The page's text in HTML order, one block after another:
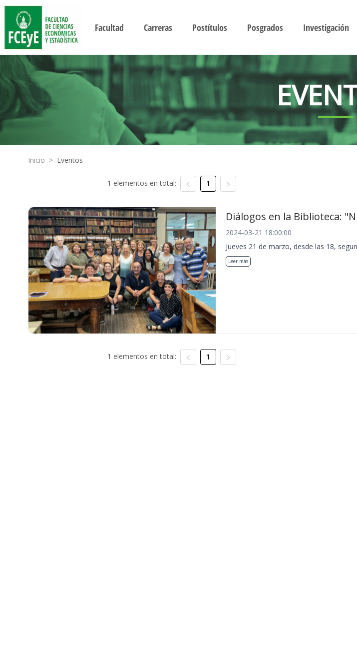
Facultad Carreras Postítulos Posgrados Investigación
Inicio > Eventos
1 elementos en total: 1
Diálogos en la Biblioteca:
2024-03-21 18:00:00
Jueves 21 de marzo, desde las 18,
Leer más
1 elementos en total: 1